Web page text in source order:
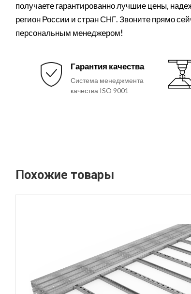
получаете гарантированно лучшие цены,
регион России и стран СНГ. Звоните прямо
персональным менеджером!
Гарантия качества
Система менеджмента
качества ISO 9001
Похожие товары